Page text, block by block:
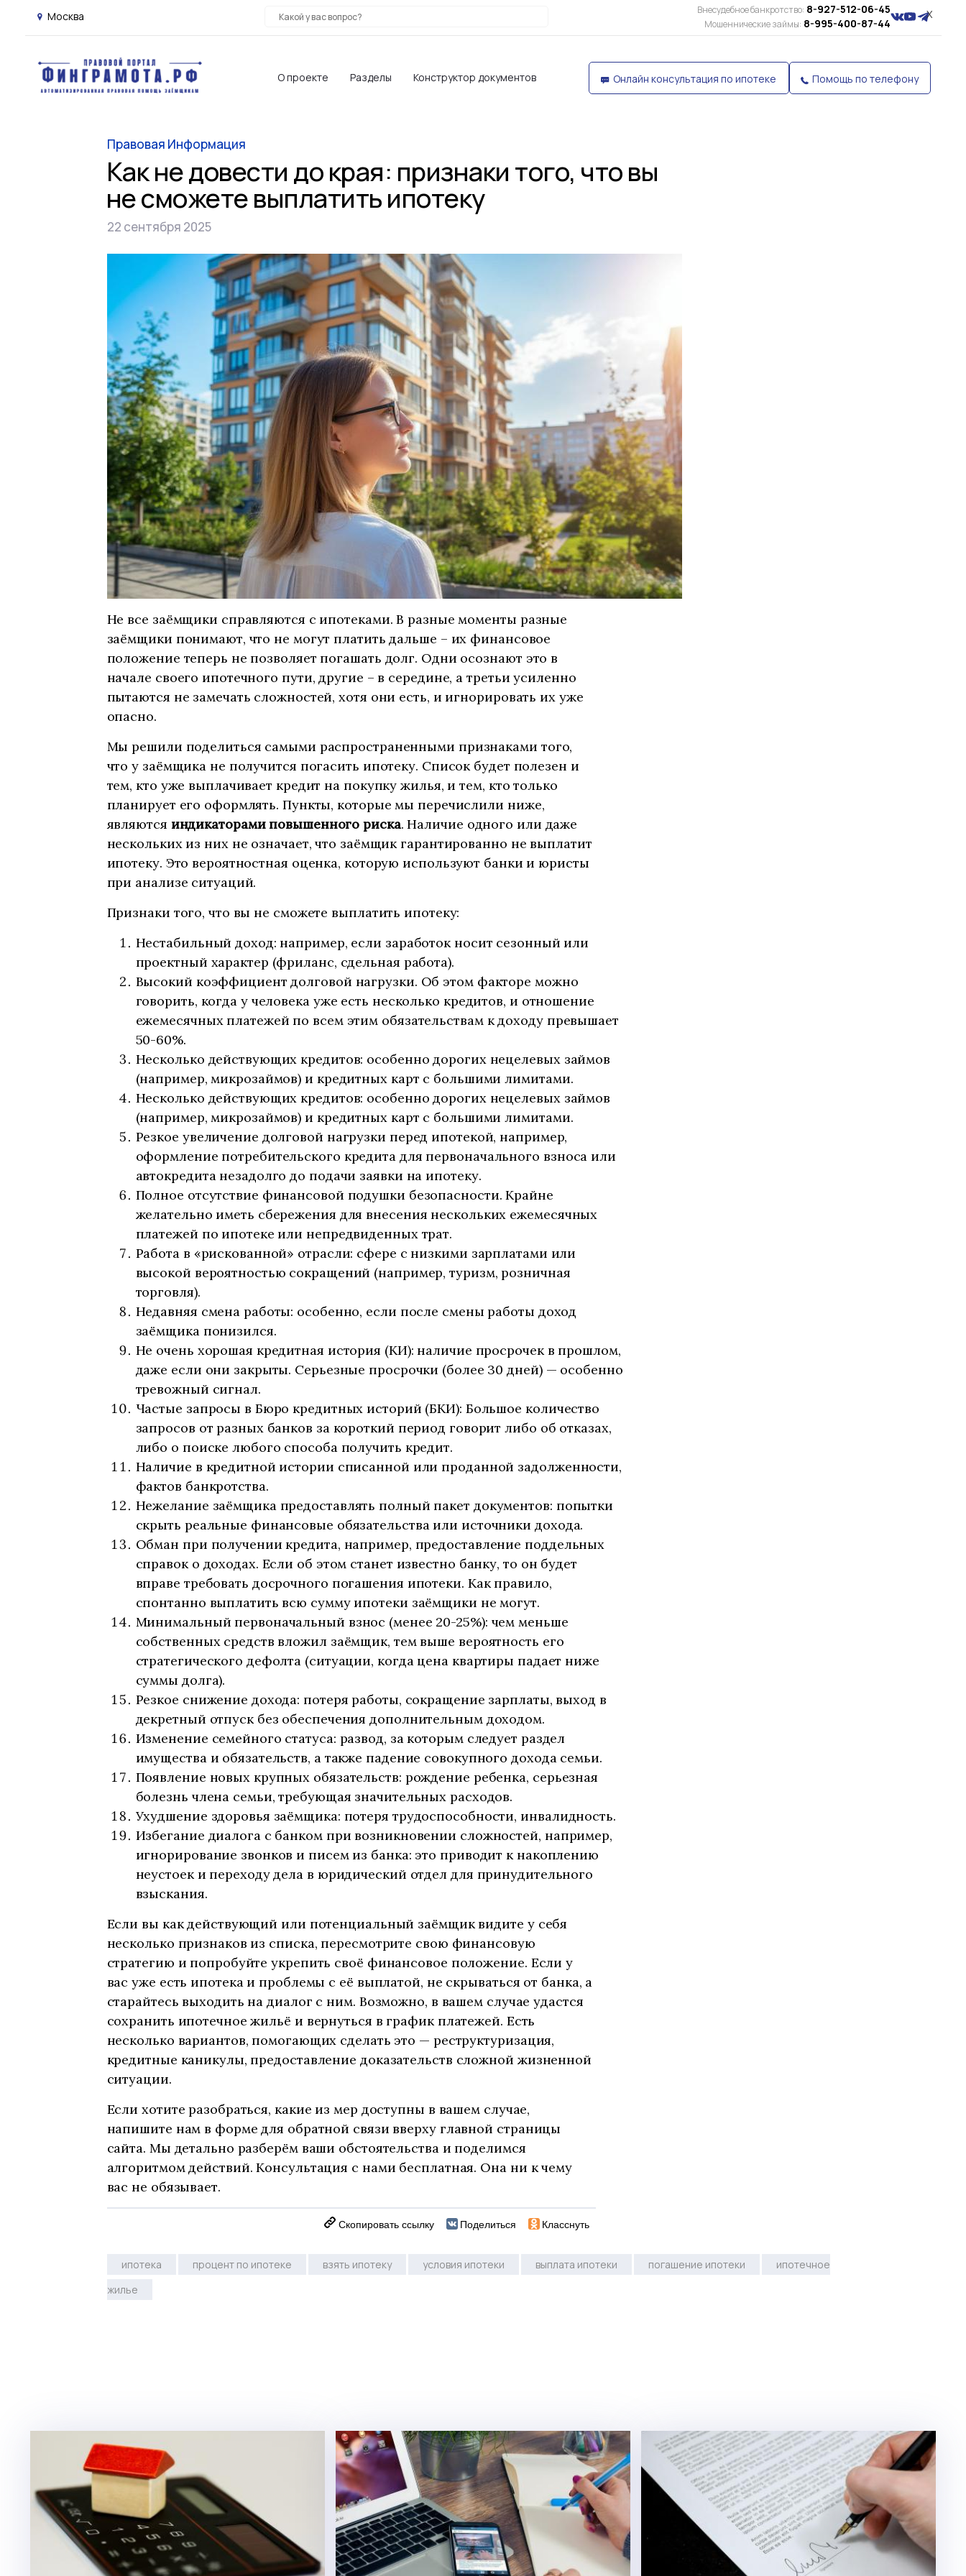
Москва X
Внесудебное банкротство: 8-927-512-06-45
Мошеннические займы: 8-995-400-87-44
О проекте Разделы Конструктор документов Онлайн консультация по ипотеке Помощь по телефону
Правовая Информация
Как не довести до края: признаки того, что вы
не сможете выплатить ипотеку
22 сентября 2025
Не все заёмщики справляются с ипотеками. В разные моменты разные
заёмщики понимают, что не могут платить дальше – их финансовое
положение теперь не позволяет погашать долг. Одни осознают это в
начале своего ипотечного пути, другие – в середине, а третьи усиленно
пытаются не замечать сложностей, хотя они есть, и игнорировать их уже
опасно.
Мы решили поделиться самыми распространенными признаками того,
что у заёмщика не получится погасить ипотеку. Список будет полезен и
тем, кто уже выплачивает кредит на покупку жилья, и тем, кто только
планирует его оформлять. Пункты, которые мы перечислили ниже,
являются индикаторами повышенного риска. Наличие одного или даже
нескольких из них не означает, что заёмщик гарантированно не выплатит
ипотеку. Это вероятностная оценка, которую используют банки и юристы
при анализе ситуаций.
Признаки того, что вы не сможете выплатить ипотеку:
Нестабильный доход: например, если заработок носит сезонный или
проектный характер (фриланс, сдельная работа).
Высокий коэффициент долговой нагрузки. Об этом факторе можно
говорить, когда у человека уже есть несколько кредитов, и отношение
ежемесячных платежей по всем этим обязательствам к доходу превышает
50-60%.
Несколько действующих кредитов: особенно дорогих нецелевых займов
(например, микрозаймов) и кредитных карт с большими лимитами.
Несколько действующих кредитов: особенно дорогих нецелевых займов
(например, микрозаймов) и кредитных карт с большими лимитами.
Резкое увеличение долговой нагрузки перед ипотекой, например,
оформление потребительского кредита для первоначального взноса или
автокредита незадолго до подачи заявки на ипотеку.
Полное отсутствие финансовой подушки безопасности. Крайне
желательно иметь сбережения для внесения нескольких ежемесячных
платежей по ипотеке или непредвиденных трат.
Работа в «рискованной» отрасли: сфере с низкими зарплатами или
высокой вероятностью сокращений (например, туризм, розничная
торговля).
Недавняя смена работы: особенно, если после смены работы доход
заёмщика понизился.
Не очень хорошая кредитная история (КИ): наличие просрочек в прошлом,
даже если они закрыты. Серьезные просрочки (более 30 дней) — особенно
тревожный сигнал.
Частые запросы в Бюро кредитных историй (БКИ): Большое количество
запросов от разных банков за короткий период говорит либо об отказах,
либо о поиске любого способа получить кредит.
Наличие в кредитной истории списанной или проданной задолженности,
фактов банкротства.
Нежелание заёмщика предоставлять полный пакет документов: попытки
скрыть реальные финансовые обязательства или источники дохода.
Обман при получении кредита, например, предоставление поддельных
справок о доходах. Если об этом станет известно банку, то он будет
вправе требовать досрочного погашения ипотеки. Как правило,
спонтанно выплатить всю сумму ипотеки заёмщики не могут.
Минимальный первоначальный взнос (менее 20-25%): чем меньше
собственных средств вложил заёмщик, тем выше вероятность его
стратегического дефолта (ситуации, когда цена квартиры падает ниже
суммы долга).
Резкое снижение дохода: потеря работы, сокращение зарплаты, выход в
декретный отпуск без обеспечения дополнительным доходом.
Изменение семейного статуса: развод, за которым следует раздел
имущества и обязательств, а также падение совокупного дохода семьи.
Появление новых крупных обязательств: рождение ребенка, серьезная
болезнь члена семьи, требующая значительных расходов.
Ухудшение здоровья заёмщика: потеря трудоспособности, инвалидность.
Избегание диалога с банком при возникновении сложностей, например,
игнорирование звонков и писем из банка: это приводит к накоплению
неустоек и переходу дела в юридический отдел для принудительного
взыскания.
Если вы как действующий или потенциальный заёмщик видите у себя
несколько признаков из списка, пересмотрите свою финансовую
стратегию и попробуйте укрепить своё финансовое положение. Если у
вас уже есть ипотека и проблемы с её выплатой, не скрываться от банка, а
старайтесь выходить на диалог с ним. Возможно, в вашем случае удастся
сохранить ипотечное жильё и вернуться в график платежей. Есть
несколько вариантов, помогающих сделать это — реструктуризация,
кредитные каникулы, предоставление доказательств сложной жизненной
ситуации.
Если хотите разобраться, какие из мер доступны в вашем случае,
напишите нам в форме для обратной связи вверху главной страницы
сайта. Мы детально разберём ваши обстоятельства и поделимся
алгоритмом действий. Консультация с нами бесплатная. Она ни к чему
вас не обязывает.
Скопировать ссылку Поделиться Класснуть
ипотека процент по ипотеке взять ипотеку условия ипотеки выплата ипотеки погашение ипотеки
ипотечное
жилье